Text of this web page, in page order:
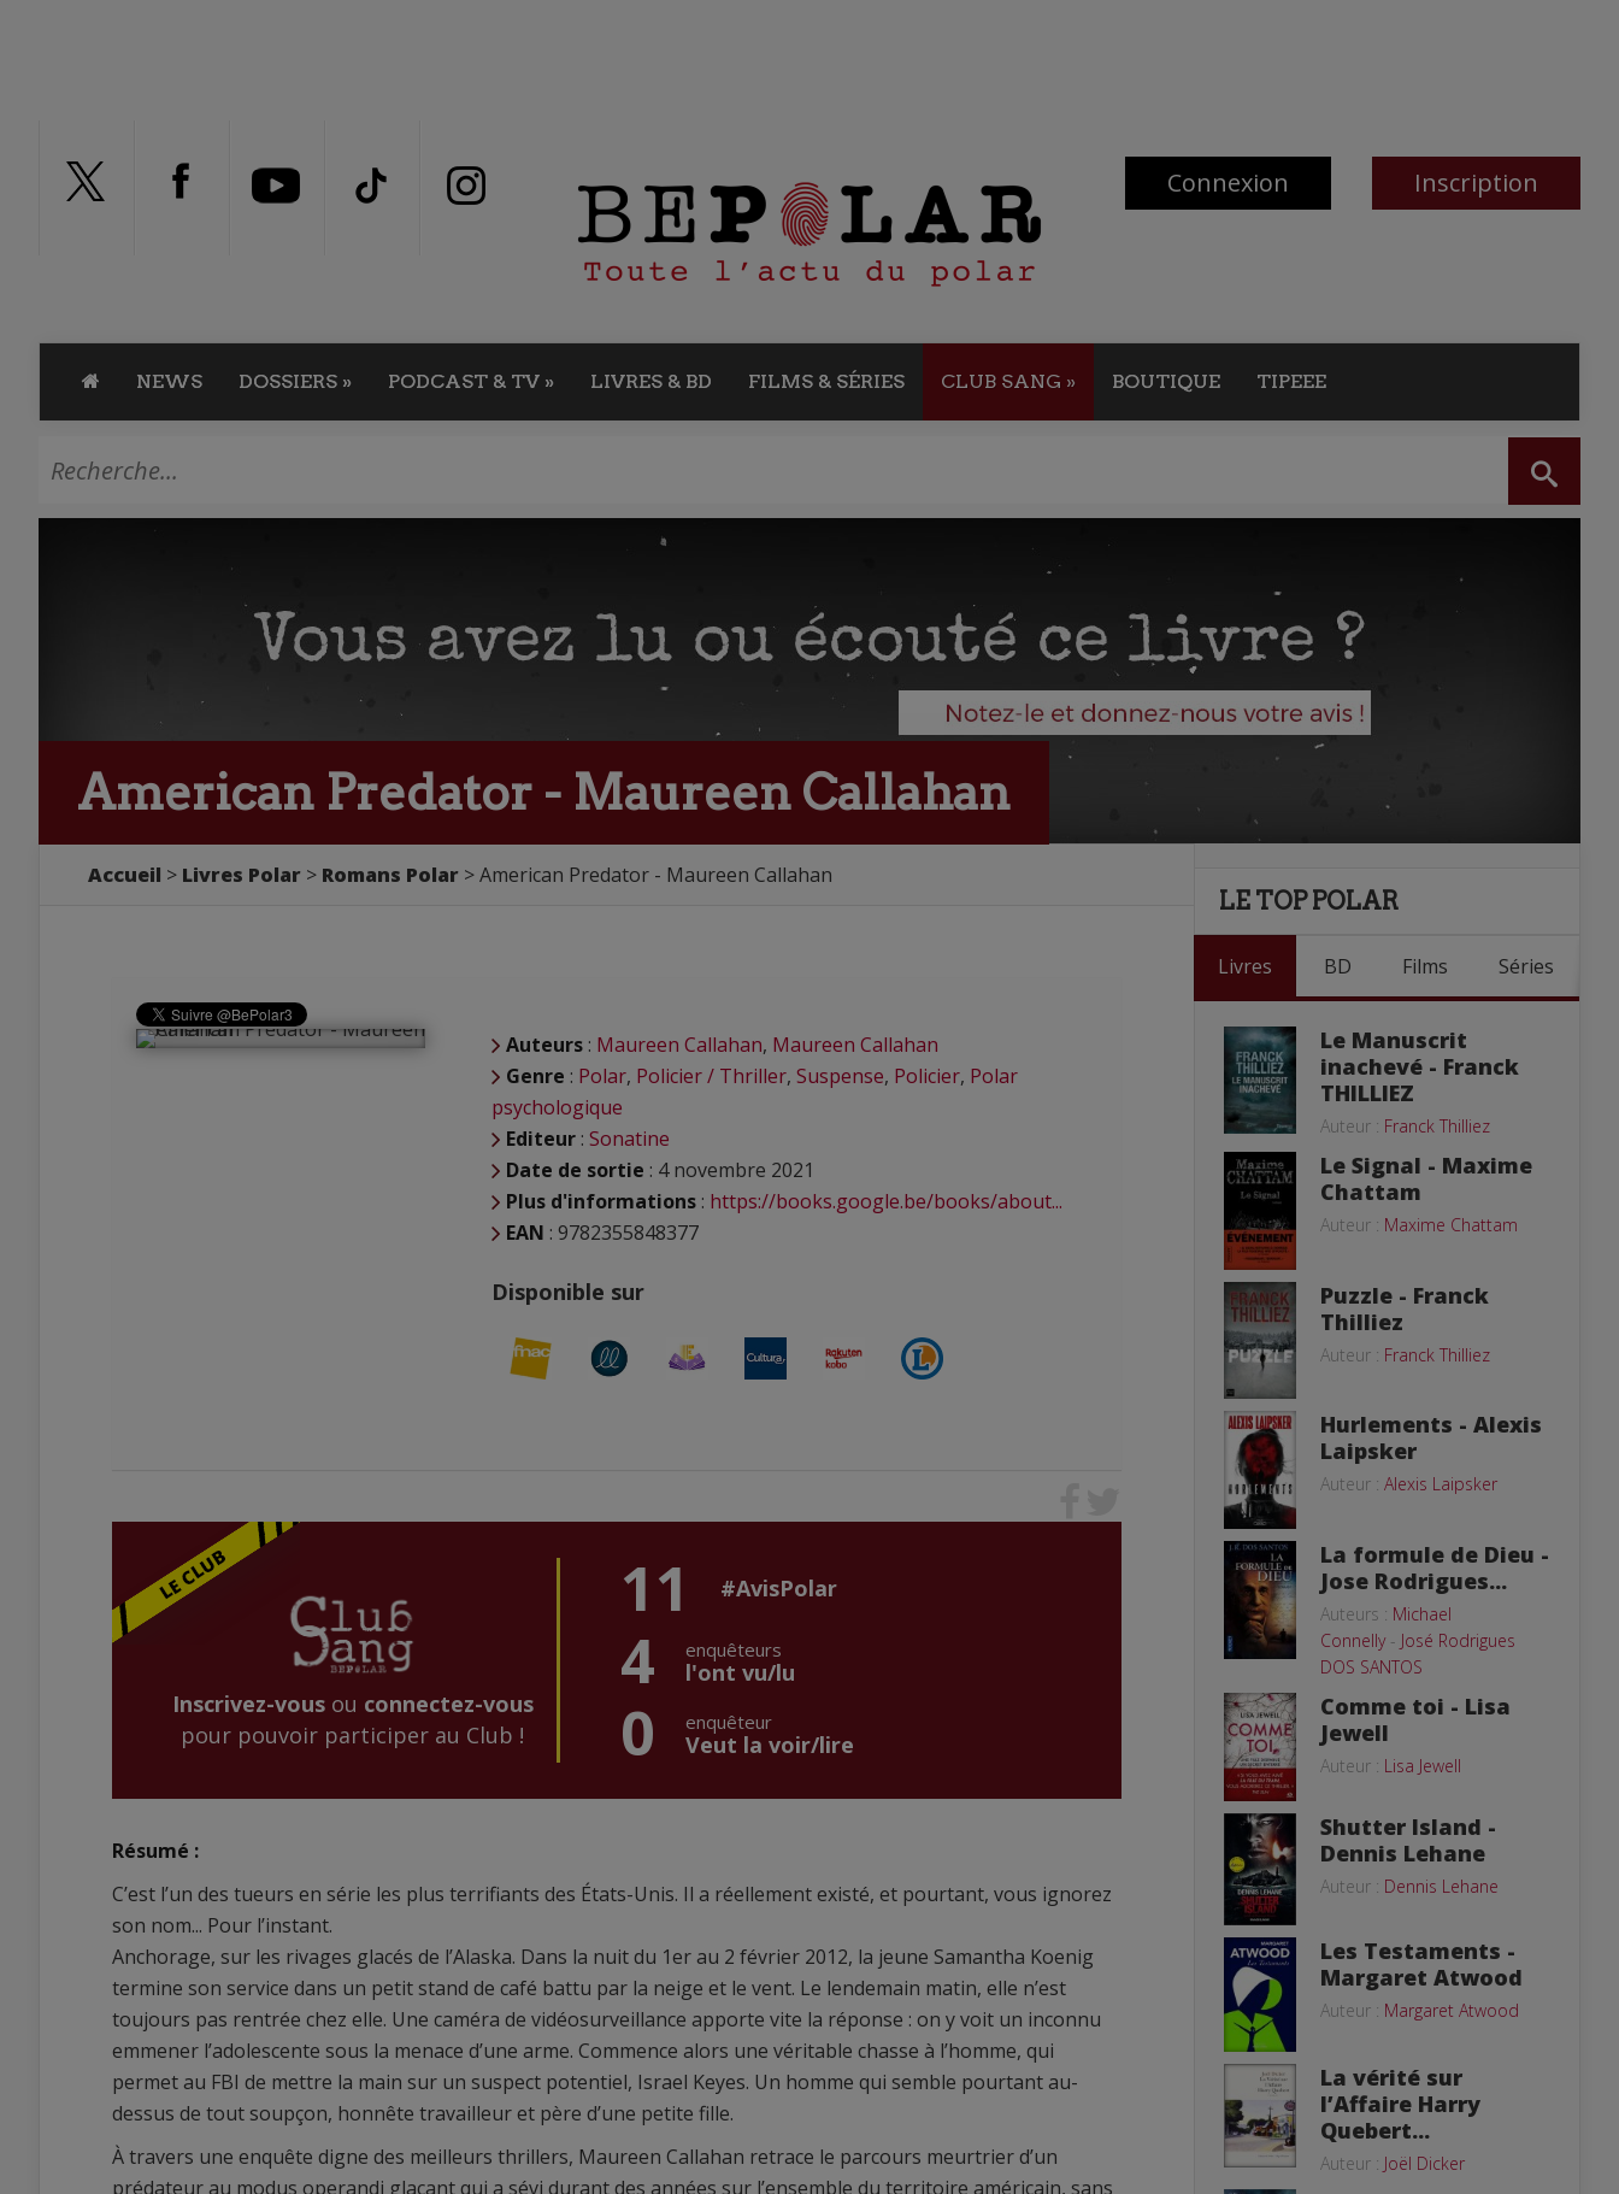
Connexion Inscription
NEWS DOSSIERS » PODCAST & TV » LIVRES & BD FILMS & SÉRIES CLUB SANG » BOUTIQUE TIPEEE
American Predator - Maureen Callahan
Accueil Livres Polar Romans Polar American Predator - Maureen Callahan
Auteurs : Maureen Callahan, Maureen Callahan
Genre : Polar, Policier / Thriller, Suspense, Policier, Polar
psychologique
Editeur : Sonatine
Date de sortie : 4 novembre 2021
Plus d'informations : https://books.google.be/books/about...
EAN : 9782355848377
Disponible sur
Inscrivez-vousou connectez-vous
pour pouvoir participer au Club !
11 #AvisPolar
4 enquêteurs
l'ont vu/lu
0 enquêteur
Veut la voir/lire
Résumé :
C’est l’un des tueurs en série les plus terrifiants des États-Unis. Il a réellement existé, et pourtant, vous ignorez
son nom... Pour l’instant.
Anchorage, sur les rivages glacés de l’Alaska. Dans la nuit du 1er au 2 février 2012, la jeune Samantha Koenig
termine son service dans un petit stand de café battu par la neige et le vent. Le lendemain matin, elle n’est
toujours pas rentrée chez elle. Une caméra de vidéosurveillance apporte vite la réponse : on y voit un inconnu
emmener l’adolescente sous la menace d’une arme. Commence alors une véritable chasse à l’homme, qui
permet au FBI de mettre la main sur un suspect potentiel, Israel Keyes. Un homme qui semble pourtant au-
dessus de tout soupçon, honnête travailleur et père d’une petite fille.
À travers une enquête digne des meilleurs thrillers, Maureen Callahan retrace le parcours meurtrier d’un
prédateur au modus operandi glaçant qui a sévi durant des années sur l’ensemble du territoire américain, sans
LE TOP POLAR
Livres BD Films Séries
Le Manuscrit
inachevé - Franck
THILLIEZ
Auteur : Franck Thilliez
Le Signal - Maxime
Chattam
Auteur : Maxime Chattam
Puzzle - Franck
Thilliez
Auteur : Franck Thilliez
Hurlements - Alexis
Laipsker
Auteur : Alexis Laipsker
La formule de Dieu -
Jose Rodrigues...
Auteurs : Michael
Connelly- José Rodrigues
DOS SANTOS
Comme toi - Lisa
Jewell
Auteur : Lisa Jewell
Shutter Island -
Dennis Lehane
Auteur : Dennis Lehane
Les Testaments -
Margaret Atwood
Auteur : Margaret Atwood
La vérité sur
l’Affaire Harry
Quebert...
Auteur : Joël Dicker